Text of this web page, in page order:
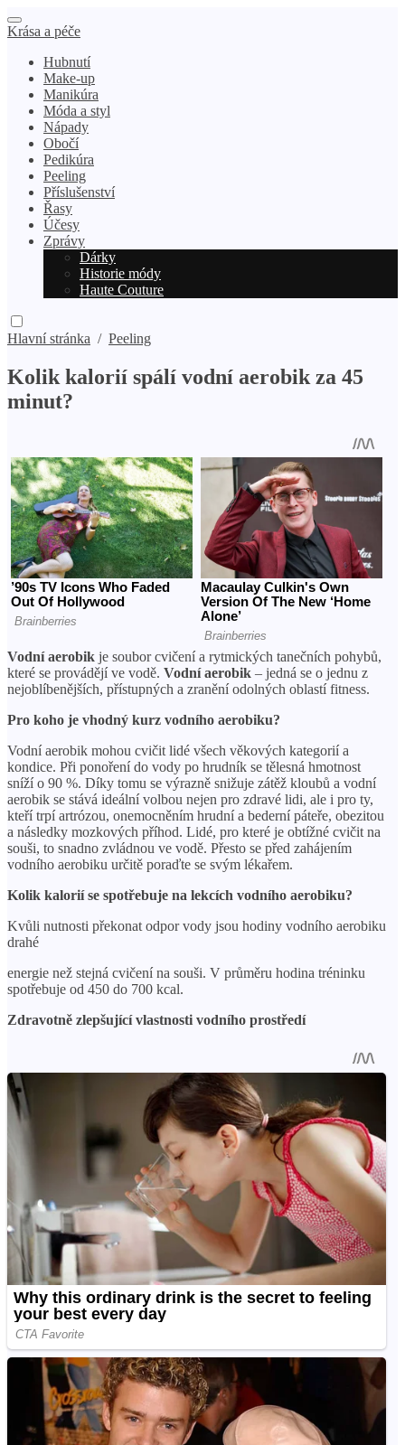
Krása a péče
Hubnutí
Make-up
Manikúra
Móda a styl
Nápady
Obočí
Pedikúra
Peeling
Příslušenství
Řasy
Účesy
Zprávy
Dárky
Historie módy
Haute Couture
Hlavní stránka / Peeling
Kolik kalorií spálí vodní aerobik za 45
minut?
Vodní aerobik je soubor cvičení a rytmických tanečních pohybů,
které se provádějí ve vodě. Vodní aerobik – jedná se o jednu z
nejoblíbenějších, přístupných a zranění odolných oblastí fitness.
Pro koho je vhodný kurz vodního aerobiku?
Vodní aerobik mohou cvičit lidé všech věkových kategorií a
kondice. Při ponoření do vody po hrudník se tělesná hmotnost
sníží o 90 %. Díky tomu se výrazně snižuje zátěž kloubů a vodní
aerobik se stává ideální volbou nejen pro zdravé lidi, ale i pro ty,
kteří trpí artrózou, onemocněním hrudní a bederní páteře, obezitou
a následky mozkových příhod. Lidé, pro které je obtížné cvičit na
souši, to snadno zvládnou ve vodě. Přesto se před zahájením
vodního aerobiku určitě poraďte se svým lékařem.
Kolik kalorií se spotřebuje na lekcích vodního aerobiku?
Kvůli nutnosti překonat odpor vody jsou hodiny vodního aerobiku
drahé
energie než stejná cvičení na souši. V průměru hodina tréninku
spotřebuje od 450 do 700 kcal.
Zdravotně zlepšující vlastnosti vodního prostředí